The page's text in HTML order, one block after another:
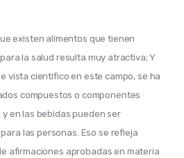
existen alimentos que tienen
la salud resulta muy atractiva; Y
vista científico en este campo, se ha
compuestos o componentes
en las bebidas pueden ser
las personas. Eso se refleja
afirmaciones aprobadas en materia